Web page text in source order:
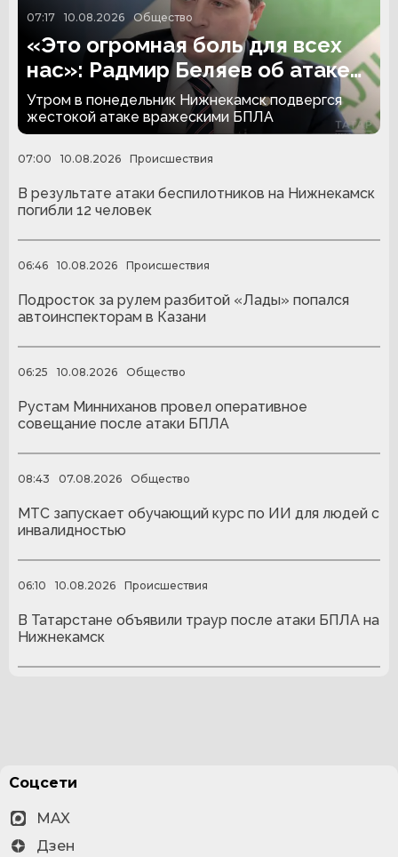
07:17 10.08.2026 Общество
«Это огромная боль для всех
нас»: Радмир Беляев об атаке
беспилотников
Утром в понедельник Нижнекамск подвергся
жестокой атаке вражескими БПЛА
07:00 10.08.2026 Происшествия
В результате атаки беспилотников на Нижнекамск
погибли 12 человек
06:46 10.08.2026 Происшествия
Подросток за рулем разбитой «Лады» попался
автоинспекторам в Казани
06:25 10.08.2026 Общество
Рустам Минниханов провел оперативное
совещание после атаки БПЛА
08:43 07.08.2026 Общество
МТС запускает обучающий курс по ИИ для людей с
инвалидностью
06:10 10.08.2026 Происшествия
В Татарстане объявили траур после атаки БПЛА на
Нижнекамск
Соцсети
MAX
Дзен